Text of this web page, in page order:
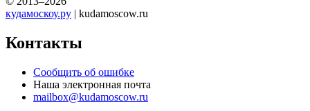
кудамоскоу.ру | kudamoscow.ru
Контакты
Сообщить об ошибке
Наша электронная почта
mailbox@kudamoscow.ru